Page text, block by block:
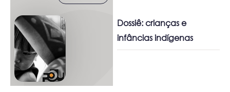
Dossiê: crianças e
infâncias indígenas